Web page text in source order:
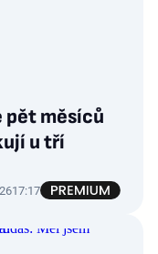
pět měsíců
u tří
17:17